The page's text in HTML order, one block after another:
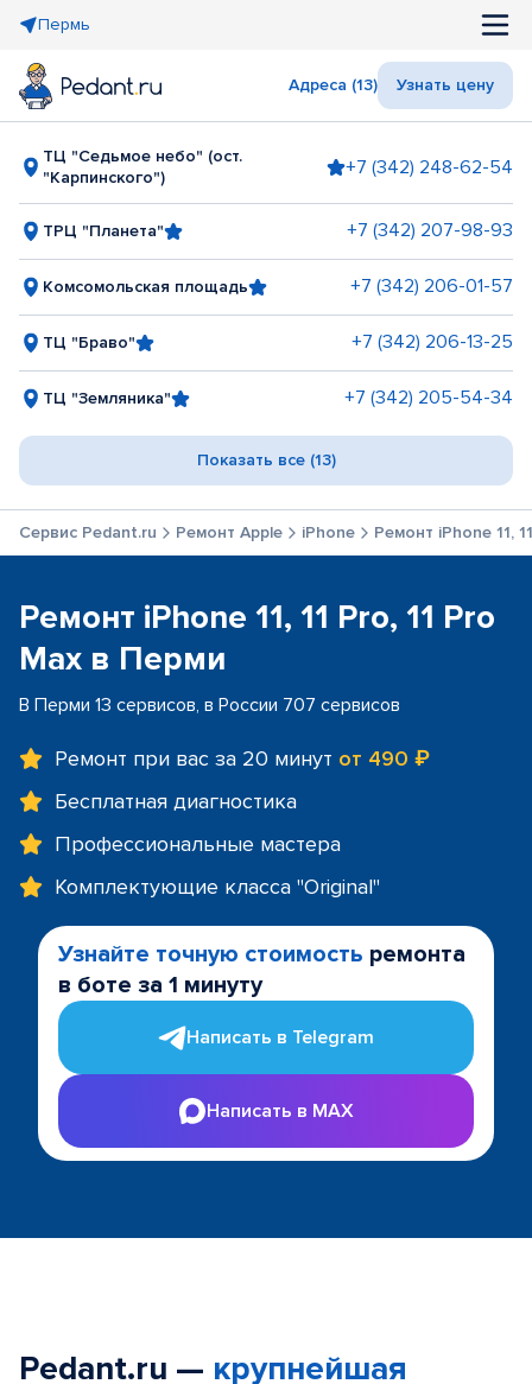
Пермь
Адреса (13) Узнать цену
ТЦ "Седьмое небо" (ост.
"Карпинского")
+7 (342) 248-62-54
ТРЦ "Планета" +7 (342) 207-98-93
Комсомольская площадь +7 (342) 206-01-57
ТЦ "Браво" +7 (342) 206-13-25
ТЦ "Земляника" +7 (342) 205-54-34
Показать все (13)
Сервис Pedant.ru Ремонт Apple iPhone Ремонт iPhone 11,
Ремонт iPhone 11, 11 Pro, 11 Pro
Max в Перми
В Перми 13 сервисов, в России 707 сервисов
Ремонт при вас за 20 минут от 490 ₽
Бесплатная диагностика
Профессиональные мастера
Комплектующие класса "Original"
Узнайте точную стоимость ремонта
в боте за 1 минуту
Написать в Telegram
Написать в MAX
Pedant.ru — крупнейшая